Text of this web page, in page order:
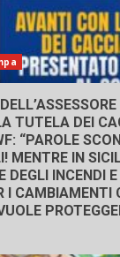
TUTELA DEI
“PAROLE
MENTRE IN
DEGLI INCENDI
I CAMBIAMENTI